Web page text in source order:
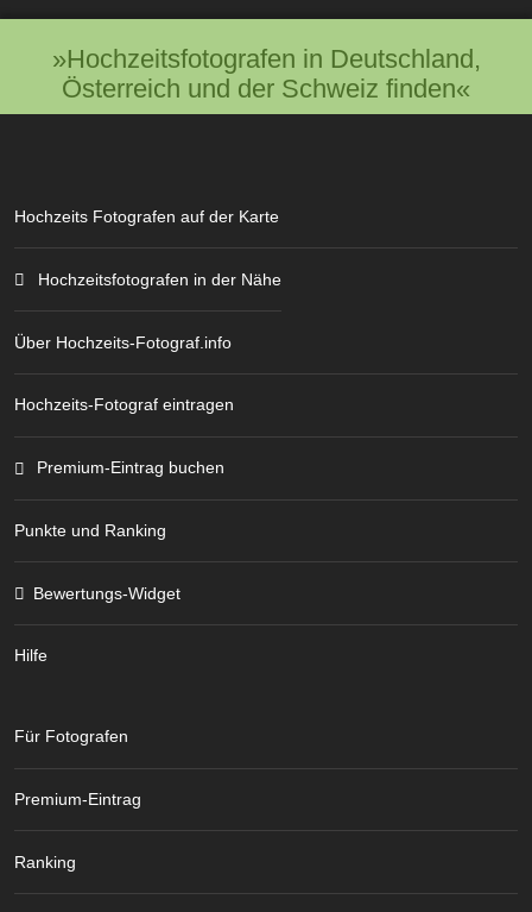
»Hochzeitsfotografen in Deutschland,
Österreich und der Schweiz finden«
Hochzeits Fotografen auf der Karte
Hochzeitsfotografen in der Nähe
Über Hochzeits-Fotograf.info
Hochzeits-Fotograf eintragen
Premium-Eintrag buchen
Punkte und Ranking
Bewertungs-Widget
Hilfe
Für Fotografen
Premium-Eintrag
Ranking